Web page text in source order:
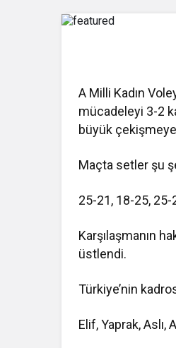
A Milli Kadın
mücadeleyi 3-2
büyük
Maçta setler şu
25-21, 18-25,
Karşılaşmanın
üstlendi.
Türkiye’nin
Elif, Yaprak,